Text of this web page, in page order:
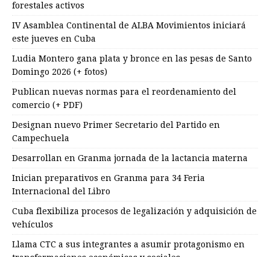
forestales activos
IV Asamblea Continental de ALBA Movimientos iniciará
este jueves en Cuba
Ludia Montero gana plata y bronce en las pesas de Santo
Domingo 2026 (+ fotos)
Publican nuevas normas para el reordenamiento del
comercio (+ PDF)
Designan nuevo Primer Secretario del Partido en
Campechuela
Desarrollan en Granma jornada de la lactancia materna
Inician preparativos en Granma para 34 Feria
Internacional del Libro
Cuba flexibiliza procesos de legalización y adquisición de
vehículos
Llama CTC a sus integrantes a asumir protagonismo en